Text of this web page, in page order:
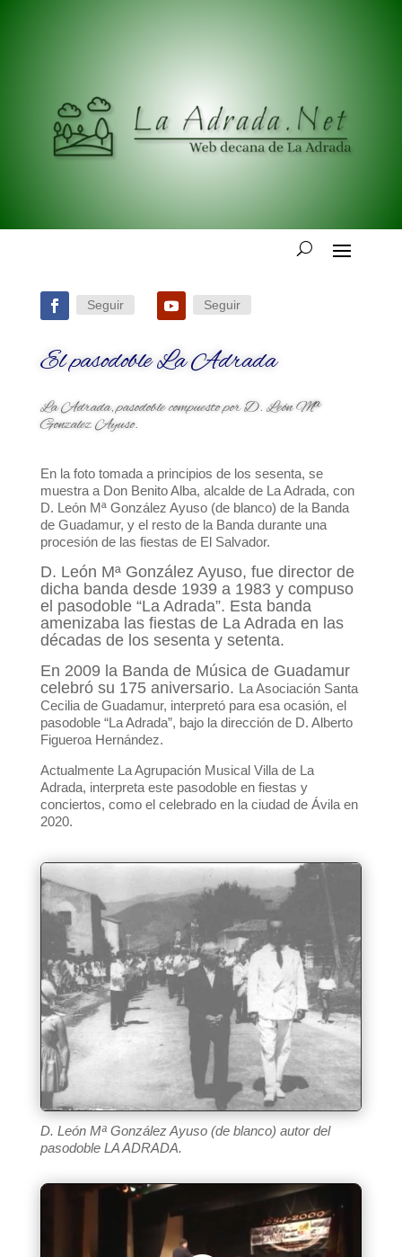
Seguir Seguir
El pasodoble La Adrada
La Adrada, pasodoble compuesto por D. León Mª
Gonzalez Ayuso.
En la foto tomada a principios de los sesenta, se
muestra a Don Benito Alba, alcalde de La Adrada, con
D. León Mª González Ayuso (de blanco) de la Banda
de Guadamur, y el resto de la Banda durante una
procesión de las fiestas de El Salvador.
D. León Mª González Ayuso, fue director de
dicha banda desde 1939 a 1983 y compuso
el pasodoble “La Adrada”. Esta banda
amenizaba las fiestas de La Adrada en las
décadas de los sesenta y setenta.
En 2009 la Banda de Música de Guadamur
celebró su 175 aniversario. La Asociación Santa
Cecilia de Guadamur, interpretó para esa ocasión, el
pasodoble “La Adrada”, bajo la dirección de D. Alberto
Figueroa Hernández.
Actualmente La Agrupación Musical Villa de La
Adrada, interpreta este pasodoble en fiestas y
conciertos, como el celebrado en la ciudad de Ávila en
2020.
D. León Mª González Ayuso (de blanco) autor del
pasodoble LA ADRADA.